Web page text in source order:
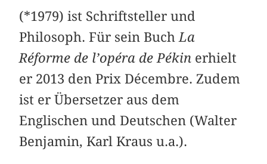
(*1979) ist Schriftsteller und
Philosoph. Für sein Buch La
Réforme de l’opéra de Pékin erhielt
er 2013 den Prix ­Décembre. Zudem
ist er Übersetzer aus dem
Englischen und Deutschen (Walter
Benjamin, Karl Kraus u.a.).